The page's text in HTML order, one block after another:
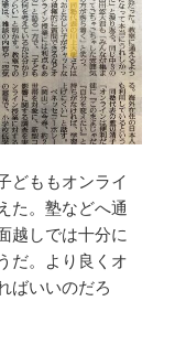
どももオンライ
た。塾などへ通
越しでは十分に
だ。より良くオ
ばいいのだろ